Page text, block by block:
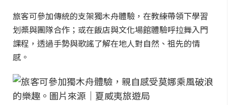
旅客可參加傳統的支架獨木舟體驗，在教練帶領下學習
划槳與團隊合作；或在飯店與文化場館體驗呼拉舞入門
課程，透過手勢與歌謠了解在地人對自然、祖先的情
感。